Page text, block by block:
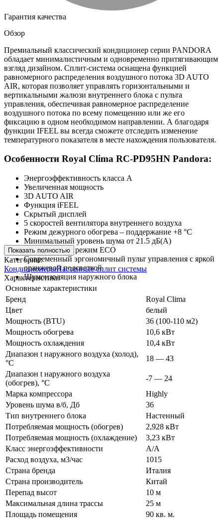
Гарантия качества
Обзор
Премиальный классический кондиционер серии PANDORA
обладает минималистичным и одновременно притягивающим
взгляд дизайном. Сплит-система оснащена функцией
равномерного распределения воздушного потока 3D AUTO
AIR, которая позволяет управлять горизонтальными и
вертикальными жалюзи внутреннего блока с пульта
управления, обеспечивая равномерное распределение
воздушного потока по всему помещению или же его
фиксацию в одном необходимом направлении. А благодаря
функции IFEEL вы всегда сможете отследить изменение
температурного показателя в месте нахождения пользователя.
Особенности Royal Clima RC-PD95HN Pandora:
Энергоэффективность класса А
Увеличенная мощность
3D AUTO AIR
Функция iFEEL
Скрытый дисплей
5 скоростей вентилятора внутреннего воздуха
Режим дежурного обогрева – поддержание +8 °С
Минимальный уровень шума от 21.5 дБ(А)
Экономичный режим ECO
Современный эргономичный пульт управления с яркой
оранжевой подсветкой
Шумоизоляция наружного блока
Показать полностью
Категории:
КондиционерыНастенные сплит системы
Характеристики
Основные характеристики
Бренд
Royal Clima
Цвет
белый
Мощность (BTU)
36 (100-110 м2)
Мощность обогрева
10,6 кВт
Мощность охлаждения
10,4 кВт
Диапазон t наружного воздуха (холод),
°C
18 — 43
Диапазон t наружного воздуха
(обогрев), °C
-7 — 24
Марка компрессора
Highly
Уровень шума в/б, Дб
36
Тип внутреннего блока
Настенный
Потребляемая мощность (обогрев)
2,928 кВт
Потребляемая мощность (охлаждение)
3,23 кВт
Класс энергоэффективности
A/A
Расход воздуха, м3/час
1015
Страна бренда
Италия
Страна производитель
Китай
Перепад высот
10 м
Максимальная длина трассы
25 м
Площадь помещения
90 кв. м.